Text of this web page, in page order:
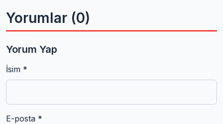
Yorumlar (0)
Yorum Yap
İsim *
E-posta *